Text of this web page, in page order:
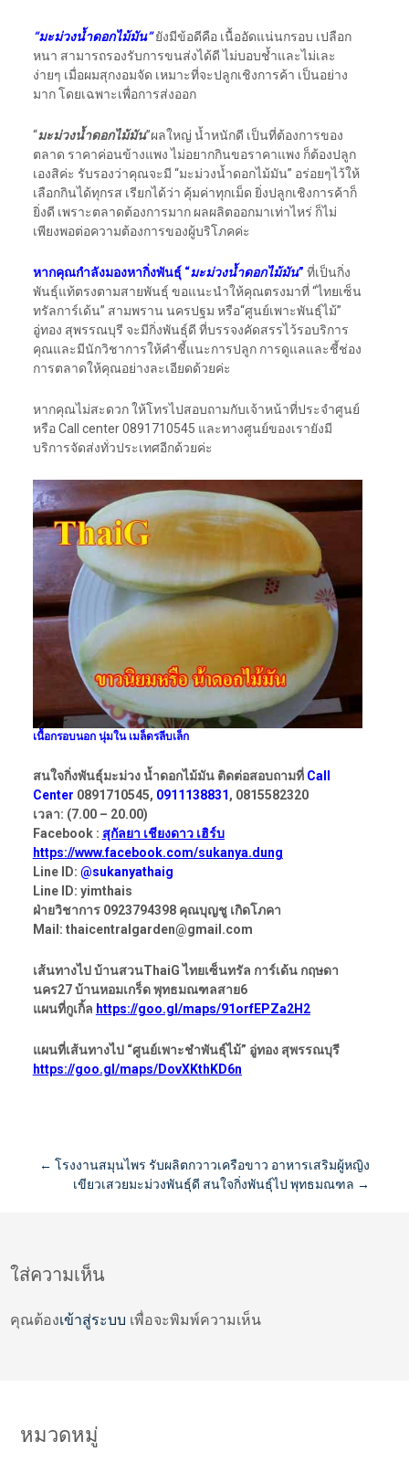
“มะม่วงน้ำดอกไม้มัน”ยังมีข้อดีคือ เนื้ออัดแน่นกรอบ เปลือก
หนา สามารถรองรับการขนส่งได้ดี ไม่บอบช้ำและไม่เละ
ง่ายๆ เมื่อผมสุกงอมจัด เหมาะที่จะปลูกเชิงการค้า เป็นอย่าง
มาก โดยเฉพาะเพื่อการส่งออก
“มะม่วงน้ำดอกไม้มัน”ผลใหญ่ น้ำหนักดี เป็นที่ต้องการของ
ตลาด ราคาค่อนข้างแพง ไม่อยากกินขอราคาแพง ก็ต้องปลูก
เองสิค่ะ รับรองว่าคุณจะมี “มะม่วงน้ำดอกไม้มัน” อร่อยๆไว้ให้
เลือกกินได้ทุกรส เรียกได้ว่า คุ้มค่าทุกเม็ด ยิ่งปลูกเชิงการค้าก็
ยิ่งดี เพราะตลาดต้องการมาก ผลผลิตออกมาเท่าไหร่ ก็ไม่
เพียงพอต่อความต้องการของผู้บริโภคค่ะ
หากคุณกำลังมองหากิ่งพันธุ์ “มะม่วงน้ำดอกไม้มัน” ที่เป็นกิ่ง
พันธุ์แท้ตรงตามสายพันธุ์ ขอแนะนำให้คุณตรงมาที่ “ไทยเซ็น
ทรัลการ์เด้น” สามพราน นครปฐม หรือ“ศูนย์เพาะพันธุ์ไม้”
อู่ทอง สุพรรณบุรี จะมีกิ่งพันธุ์ดี ที่บรรจงคัดสรรไว้รอบริการ
คุณและมีนักวิชาการให้คำชี้แนะการปลูก การดูแลและชี้ช่อง
การตลาดให้คุณอย่างละเอียดด้วยค่ะ
หากคุณไม่สะดวก ให้โทรไปสอบถามกับเจ้าหน้าที่ประจำศูนย์
หรือ Call center 0891710545 และทางศูนย์ของเรายังมี
บริการจัดส่งทั่วประเทศอีกด้วยค่ะ
เนื้อกรอบนอก นุ่มใน เมล็ดรลีบเล็ก
สนใจกิ่งพันธุ์มะม่วง น้ำดอกไม้มัน ติดต่อสอบถามที่ Call
Center 0891710545, 0911138831, 0815582320
เวลา: (7.00 – 20.00)
Facebook : สุกัลยา เชียงดาว เฮิร์บ
https://www.facebook.com/sukanya.dung
Line ID: @sukanyathaig
Line ID: yimthais
ฝ่ายวิชาการ 0923794398 คุณบุญชู เกิดโภคา
Mail: thaicentralgarden@gmail.com
เส้นทางไป บ้านสวนThaiG ไทยเซ็นทรัล การ์เด้น กฤษดา
นคร27 บ้านหอมเกร็ด พุทธมณฑลสาย6
แผนที่กูเกิ้ล https://goo.gl/maps/91orfEPZa2H2
แผนที่เส้นทางไป “ศูนย์เพาะชำพันธุ์ไม้” อู่ทอง สุพรรณบุรี
https://goo.gl/maps/DovXKthKD6n
Post
← โรงงานสมุนไพร รับผลิตกวาวเครือขาว อาหารเสริมผู้หญิง
เขียวเสวยมะม่วงพันธุ์ดี สนใจกิ่งพันธุ์ไป พุทธมณฑล →
ใส่ความเห็น
คุณต้องเข้าสู่ระบบ เพื่อจะพิมพ์ความเห็น
หมวดหมู่